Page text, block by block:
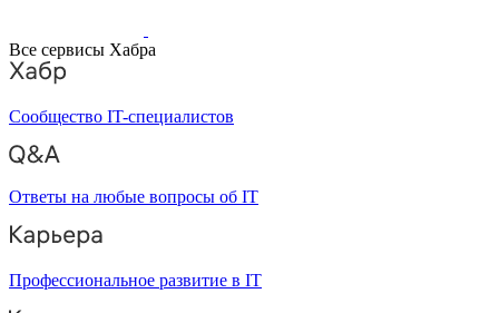
Все сервисы Хабра
Сообщество IT-специалистов
Ответы на любые вопросы об IT
Профессиональное развитие в IT